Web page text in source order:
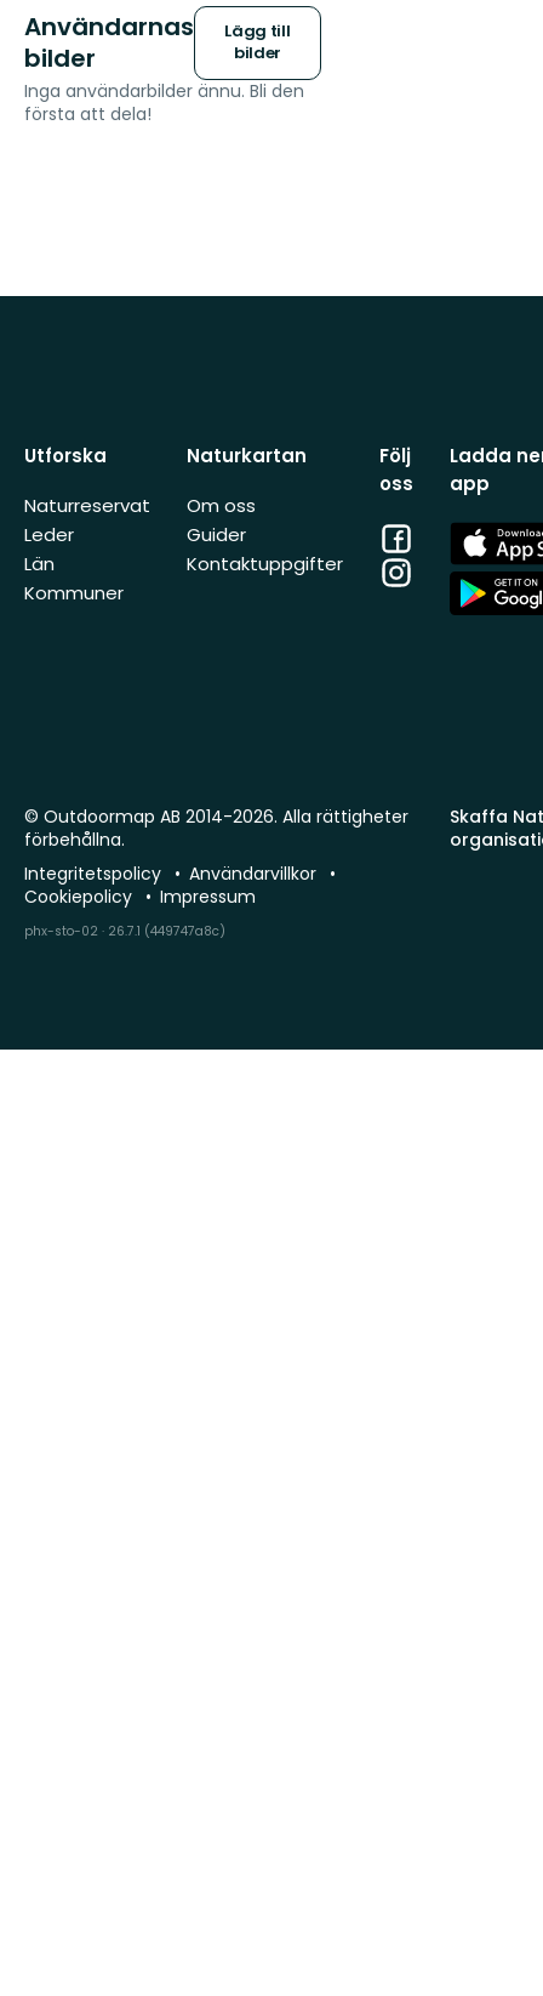
Användarnas
bilder
Lägg till
bilder
Inga användarbilder ännu. Bli den
första att dela!
Utforska
Naturreservat
Leder
Län
Kommuner
Naturkartan
Om oss
Guider
Kontaktuppgifter
Följ
oss
Facebook
Instagram
Ladda
app
App
Store
App
Store
Skaffa
© Outdoormap AB 2014-2026. Alla rättigheter
förbehållna.
Integritetspolicy
Användarvillkor
Cookiepolicy
Impressum
phx-sto-02 · 26.7.1 (449747a8c)